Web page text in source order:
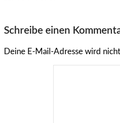
Schreibe einen
Deine E-Mail-Adresse wird